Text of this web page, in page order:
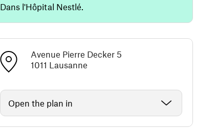
Dans l'Hôpital Nestlé.
Avenue Pierre Decker 5
1011 Lausanne
Open the plan in